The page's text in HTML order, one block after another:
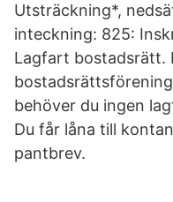
Utsträckning*,
inteckning: 825:
Lagfart bostadsrätt.
behöver du ingen
Du får låna till
pantbrev.